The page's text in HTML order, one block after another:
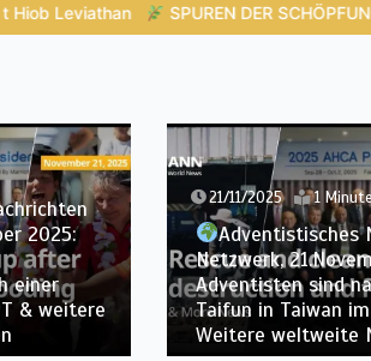
2 – Entscheiden ohne Nachdenken –
2025:
einem
&
14/11/2025 1
Adventistisches
Netzwerk, 14.
Kreative
Roblox-Stadt &
Nachrichten